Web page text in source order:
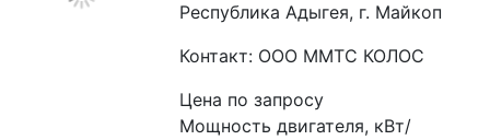
Республика Адыгея, г. Майкоп
Контакт: ООО ММТС КОЛОС
Цена по запросу
Мощность двигателя, кВт/